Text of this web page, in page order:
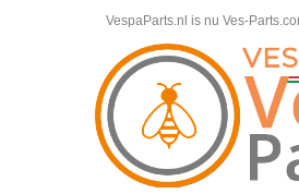
VespaParts.nl is nu Ves-